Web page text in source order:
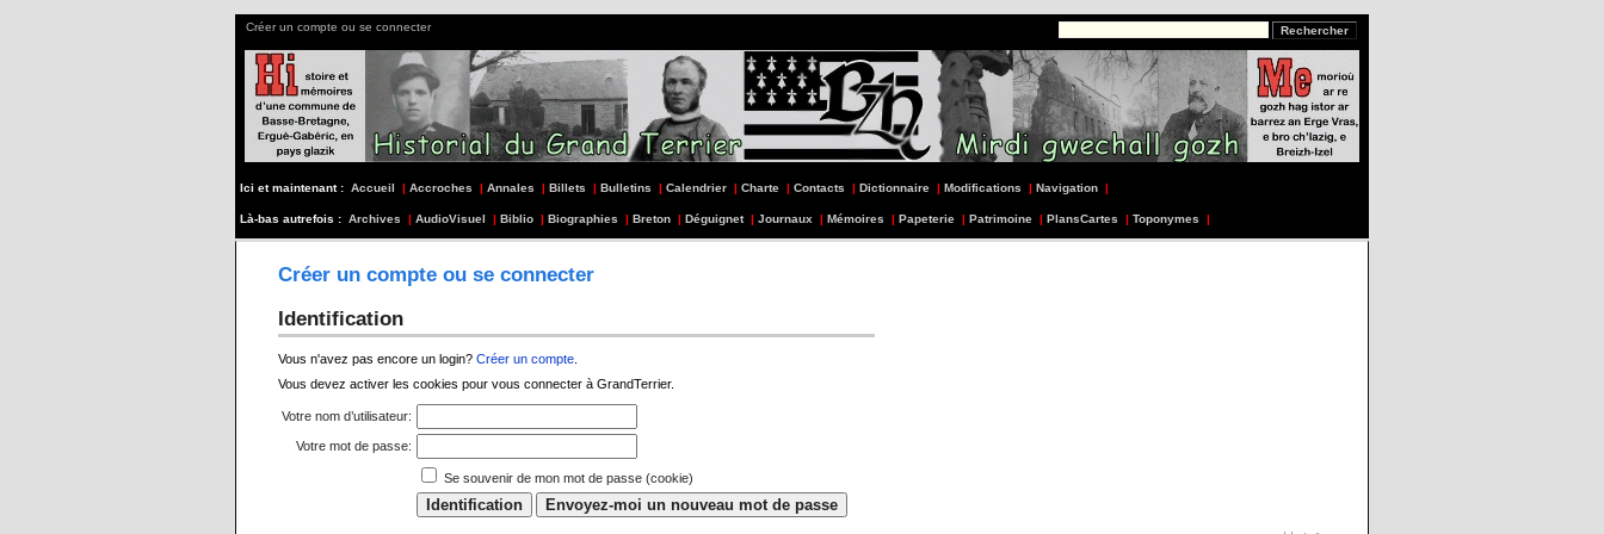
Créer un compte ou se connecter
Ici et maintenant : Accueil | Accroches | Annales | Billets | Bulletins | Calendrier | Charte | Contacts | Dictionnaire | Modifications | Navigation |
Là-bas autrefois : Archives | AudioVisuel | Biblio | Biographies | Breton | Déguignet | Journaux | Mémoires | Papeterie | Patrimoine | PlansCartes | Toponymes |
Créer un compte ou se connecter
Identification
Vous n'avez pas encore un login? Créer un compte
Vous devez activer les cookies pour vous connecter à GrandTerrier.
Votre nom d’utilisateur:
Votre mot de passe:
Se souvenir de mon mot de passe (cookie)